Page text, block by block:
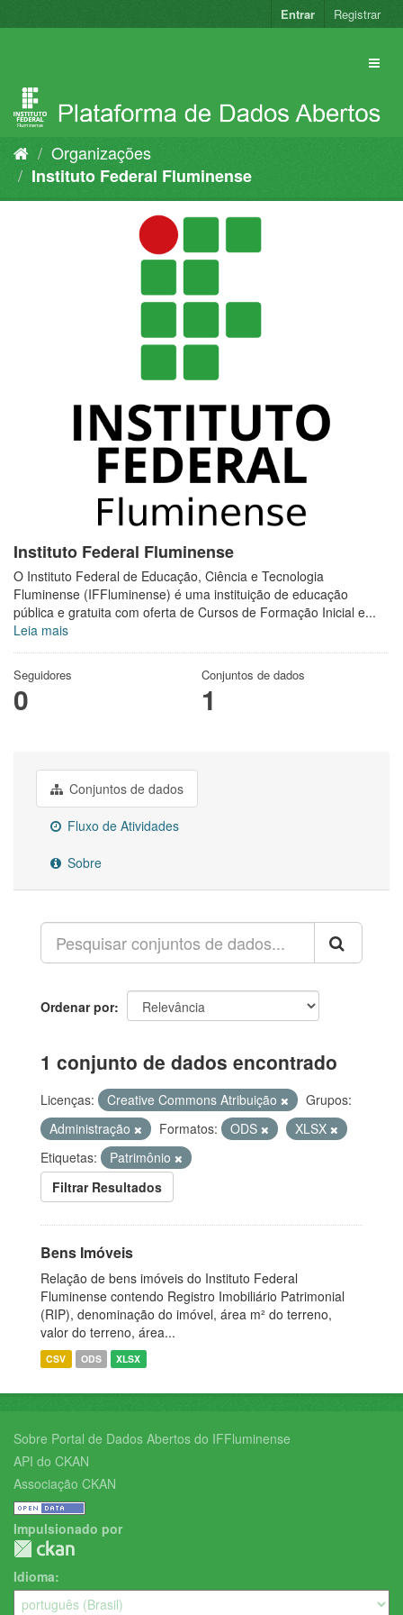
para
Entrar Registrar
Organizações
Instituto Federal Fluminense
Instituto Federal Fluminense
O Instituto Federal de Educação, Ciência e Tecnologia
Fluminense (IFFluminense) é uma instituição de educação
pública e gratuita com oferta de Cursos de Formação Inicial e...
Leia mais
Seguidores
0
Conjuntos de dados
1
Conjuntos de dados
Fluxo de Atividades
Sobre
Ordenar por
1 conjunto de dados encontrado
Licenças: Creative Commons Atribuição
Grupos:
Administração
Formatos: ODS
XLSX
Etiquetas:
Patrimônio
Filtrar Resultados
Bens Imóveis
Relação de bens imóveis do Instituto Federal
Fluminense contendo Registro Imobiliário Patrimonial
(RIP), denominação do imóvel, área m² do terreno,
valor do terreno, área...
CSV ODS XLSX
Sobre Portal de Dados Abertos do IFFluminense
API do CKAN
Associação CKAN
Impulsionado por
Idioma